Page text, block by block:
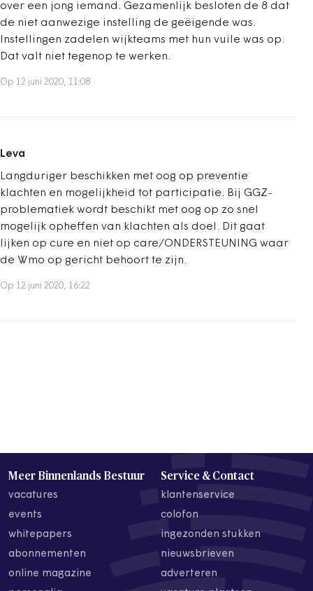
over een jong iemand. Gezamenlijk besloten de 8 dat
de niet aanwezige instelling de geëigende was.
Instellingen zadelen wijkteams met hun vuile was op.
Dat valt niet tegenop te werken.
Op 12 juni 2020, 11:08
Leva
Langduriger beschikken met oog op preventie
klachten en mogelijkheid tot participatie. Bij GGZ-
problematiek wordt beschikt met oog op zo snel
mogelijk opheffen van klachten als doel. Dit gaat
lijken op cure en niet op care/ONDERSTEUNING waar
de Wmo op gericht behoort te zijn.
Op 12 juni 2020, 16:22
Meer Binnenlands Bestuur
vacatures
events
whitepapers
abonnementen
online magazine
Service & Contact
klantenservice
colofon
ingezonden stukken
nieuwsbrieven
adverteren